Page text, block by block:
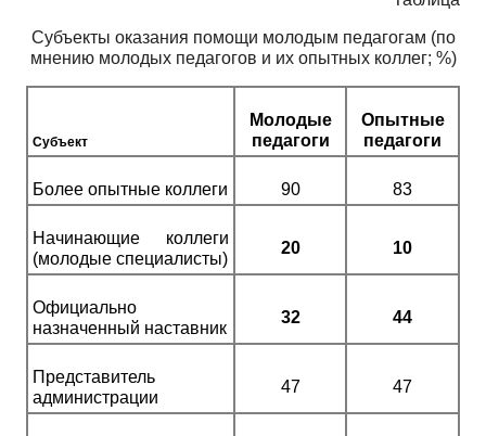
Субъекты оказания помощи молодым педагогам (по
мнению молодых педагогов и их опытных коллег; %)
Субъект
Молодые
педагоги
Опытные
педагоги
Более опытные коллеги 90 83
Начинающие коллеги
(молодые специалисты)
20 10
Официально
назначенный наставник
32 44
Представитель
администрации
47 47